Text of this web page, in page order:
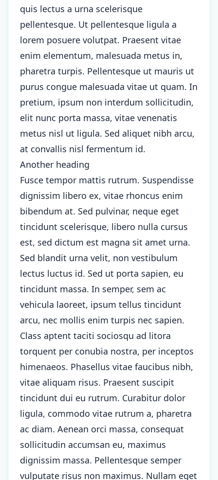
quis lectus a urna scelerisque
pellentesque. Ut pellentesque ligula a
lorem posuere volutpat. Praesent vitae
enim elementum, malesuada metus in,
pharetra turpis. Pellentesque ut mauris ut
purus congue malesuada vitae ut quam. In
pretium, ipsum non interdum sollicitudin,
elit nunc porta massa, vitae venenatis
metus nisl ut ligula. Sed aliquet nibh arcu,
at convallis nisl fermentum id.
Another heading
Fusce tempor mattis rutrum. Suspendisse
dignissim libero ex, vitae rhoncus enim
bibendum at. Sed pulvinar, neque eget
tincidunt scelerisque, libero nulla cursus
est, sed dictum est magna sit amet urna.
Sed blandit urna velit, non vestibulum
lectus luctus id. Sed ut porta sapien, eu
tincidunt massa. In semper, sem ac
vehicula laoreet, ipsum tellus tincidunt
arcu, nec mollis enim turpis nec sapien.
Class aptent taciti sociosqu ad litora
torquent per conubia nostra, per inceptos
himenaeos. Phasellus vitae faucibus nibh,
vitae aliquam risus. Praesent suscipit
tincidunt dui eu rutrum. Curabitur dolor
ligula, commodo vitae rutrum a, pharetra
ac diam. Aenean orci massa, consequat
sollicitudin accumsan eu, maximus
dignissim massa. Pellentesque semper
vulputate risus non maximus. Nullam eget